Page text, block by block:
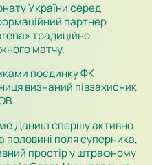
України серед
партнер
традиційно
матчу.
поєдинку ФК
визнаний півзахисник
Даниїл спершу активно
половині поля суперника,
простір у штрафному